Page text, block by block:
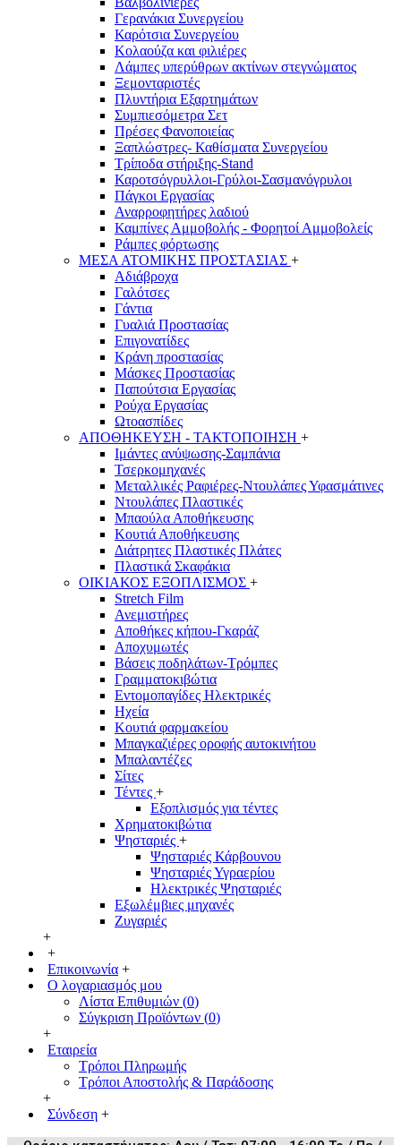
Γερανάκια Συνεργείου
Καρότσια Συνεργείου
Κολαούζα και φιλιέρες
Λάμπες υπερύθρων ακτίνων στεγνώματος
Ξεμονταριστές
Πλυντήρια Εξαρτημάτων
Συμπιεσόμετρα Σετ
Πρέσες Φανοποιείας
Ξαπλώστρες- Καθίσματα Συνεργείου
Τρίποδα στήριξης-Stand
Καροτσόγρυλλοι-Γρύλοι-Σασμανόγρυλοι
Πάγκοι Εργασίας
Αναρροφητήρες λαδιού
Καμπίνες Αμμοβολής - Φορητοί Αμμοβολείς
Ράμπες φόρτωσης
ΜΕΣΑ ΑΤΟΜΙΚΗΣ ΠΡΟΣΤΑΣΙΑΣ +
Αδιάβροχα
Γαλότσες
Γάντια
Γυαλιά Προστασίας
Επιγονατίδες
Κράνη προστασίας
Μάσκες Προστασίας
Παπούτσια Εργασίας
Ρούχα Εργασίας
Ωτοασπίδες
ΑΠΟΘΗΚΕΥΣΗ - ΤΑΚΤΟΠΟΙΗΣΗ +
Ιμάντες ανύψωσης-Σαμπάνια
Τσερκομηχανές
Μεταλλικές Ραφιέρες-Ντουλάπες Υφασμάτινες
Ντουλάπες Πλαστικές
Μπαούλα Αποθήκευσης
Κουτιά Αποθήκευσης
Διάτρητες Πλαστικές Πλάτες
Πλαστικά Σκαφάκια
ΟΙΚΙΑΚΟΣ ΕΞΟΠΛΙΣΜΟΣ +
Stretch Film
Ανεμιστήρες
Αποθήκες κήπου-Γκαράζ
Αποχυμωτές
Βάσεις ποδηλάτων-Τρόμπες
Γραμματοκιβώτια
Εντομοπαγίδες Ηλεκτρικές
Ηχεία
Κουτιά φαρμακείου
Μπαγκαζιέρες οροφής αυτοκινήτου
Μπαλαντέζες
Σίτες
Τέντες +
Εξοπλισμός για τέντες
Χρηματοκιβώτια
Ψησταριές +
Ψησταριές Κάρβουνου
Ψησταριές Υγραερίου
Ηλεκτρικές Ψησταριές
Εξωλέμβιες μηχανές
Ζυγαριές
+
+
Επικοινωνία +
Ο λογαριασμός μου
Λίστα Επιθυμιών (0)
Σύγκριση Προϊόντων (0)
+
Εταιρεία
Τρόποι Πληρωμής
Τρόποι Αποστολής & Παράδοσης
+
Σύνδεση +